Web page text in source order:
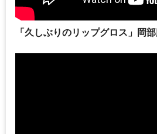
「久しぶりのリップグロス」岡